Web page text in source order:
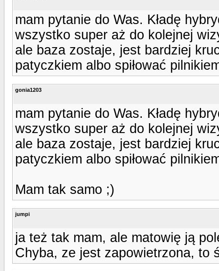
mam pytanie do Was. Kładę
wszystko super aż do kolejnej
ale baza zostaje, jest bardziej
patyczkiem albo spiłować
gonia1203
mam pytanie do Was. Kładę
wszystko super aż do kolejnej
ale baza zostaje, jest bardziej
patyczkiem albo spiłować
Mam tak samo ;)
jumpi
ja też tak mam, ale matowię ją
Chyba, ze jest zapowietrzona, to